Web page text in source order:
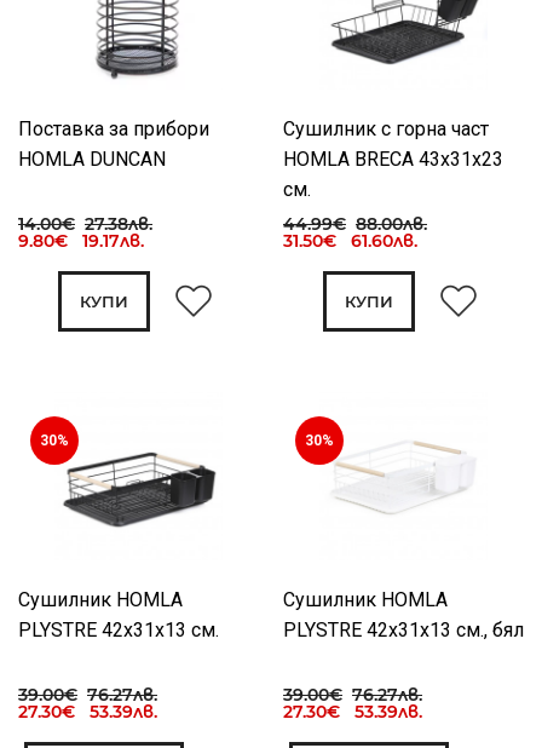
Поставка за прибори
HOMLA DUNCAN
14.00€ 27.38лв.
9.80€ 19.17лв.
КУПИ
Сушилник с горна част
HOMLA BRECA 43x31x23
см.
44.99€ 88.00лв.
31.50€ 61.60лв.
КУПИ
30%
Сушилник HOMLA
PLYSTRE 42x31x13 см.
39.00€ 76.27лв.
27.30€ 53.39лв.
30%
Сушилник HOMLA
PLYSTRE 42x31x13 см., бял
39.00€ 76.27лв.
27.30€ 53.39лв.